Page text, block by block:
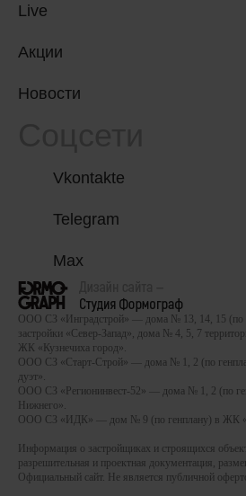
Live
Акции
Новости
Vkontakte
Telegram
Max
ООО СЗ «Инградстрой» — дома № 13, 14, 15 (по
застройки «Север-Запад», дома № 4, 5, 7
ЖК «Кузнечиха город».
ООО СЗ «Старт-Строй» — дома № 1, 2 (по
дуэт».
ООО СЗ «Регионинвест-52» — дома № 1, 2 (по
Нижнего».
ООО СЗ «ИДК» — дом № 9 (по генплану) в ЖК
Информация о застройщиках и строящихся
разрешительная и проектная документация,
Официальный сайт. Не является публичной